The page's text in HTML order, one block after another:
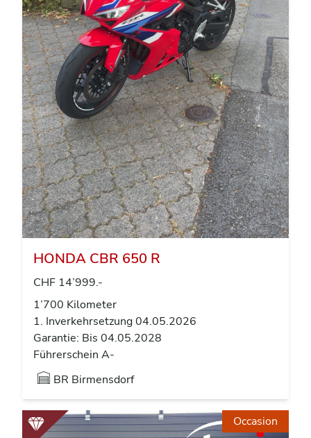
HONDA CBR 650 R
CHF 14’999.-
1’700 Kilometer
1. Inverkehrsetzung 04.05.2026
Garantie: Bis 04.05.2028
Führerschein A-
BR Birmensdorf
Occasion